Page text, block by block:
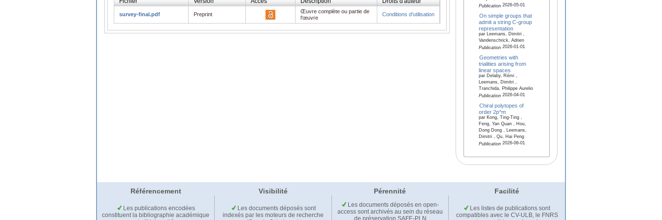
survey-final.pdf Preprint
Œuvre complète ou partie de
l'œuvre
Conditions d'utilisation
Publication2026-05-01
On simple groups that
admit a string C-group
representation
par Leemans, Dimitri ,
Vandenschrick, Adrien
Publication2026-01-01
Geometries with
trialities arising from
linear spaces
par Delaby, Rémi ,
Leemans, Dimitri ,
Tranchida, Philippe Aurelio
Publication2026-04-01
Chiral polytopes of
order 2p^m
par Kong, Ting-Ting ,
Feng, Yan Quan , Hou,
Dong Dong , Leemans,
Dimitri , Qu, Hai Peng
Publication2026-06-01
Référencement Visibilité Pérennité Facilité
Les publications encodées
constituent la bibliographie académique
Les documents déposés sont
indexés par les moteurs de recherche
Les documents déposés en open-
access sont archivés au sein du réseau
Les listes de publications sont
compatibles avec le CV-ULB, le FNRS